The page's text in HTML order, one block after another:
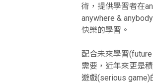
術，提供學習者在
anywhere &
快樂的學習。
配合未來學習
需要，近年來更是
遊戲(serious game)